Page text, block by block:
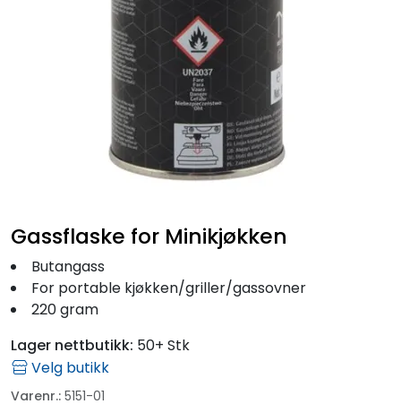
Gassflaske for Minikjøkken
Butangass
For portable kjøkken/griller/gassovner
220 gram
Lager nettbutikk: 50+ Stk
Velg butikk
Varenr.: 5151-01
Kampanje